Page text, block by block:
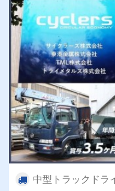
中型トラックドラ